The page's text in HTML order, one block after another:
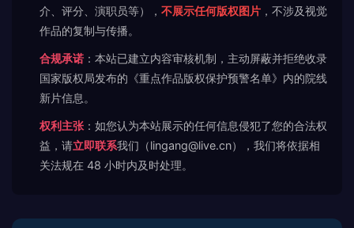
介、评分、演职员等）， 不展示任何版权图片 ，不涉及视觉
作品的复制与传播。
合规承诺 ：本站已建立内容审核机制，主动屏蔽并拒绝收录
国家版权局发布的《重点作品版权保护预警名单》内的院线
新片信息。
权利主张 ：如您认为本站展示的任何信息侵犯了您的合法权
益，请立即联系我们（lingang@live.cn），我们将依据相
关法规在 48 小时内及时处理。